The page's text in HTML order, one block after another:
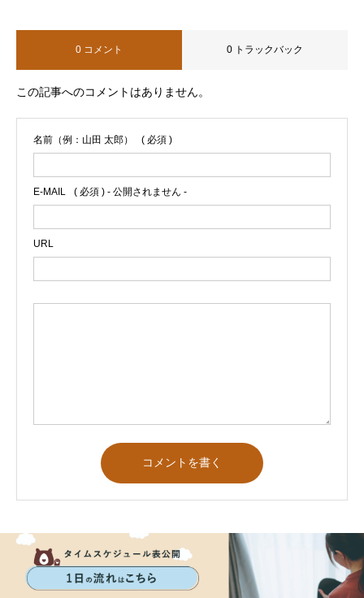
0 コメント 0 トラックバック
この記事へのコメントはありません。
名前（例：山田 太郎） ( 必須 )
E-MAIL ( 必須 ) - 公開されません -
URL